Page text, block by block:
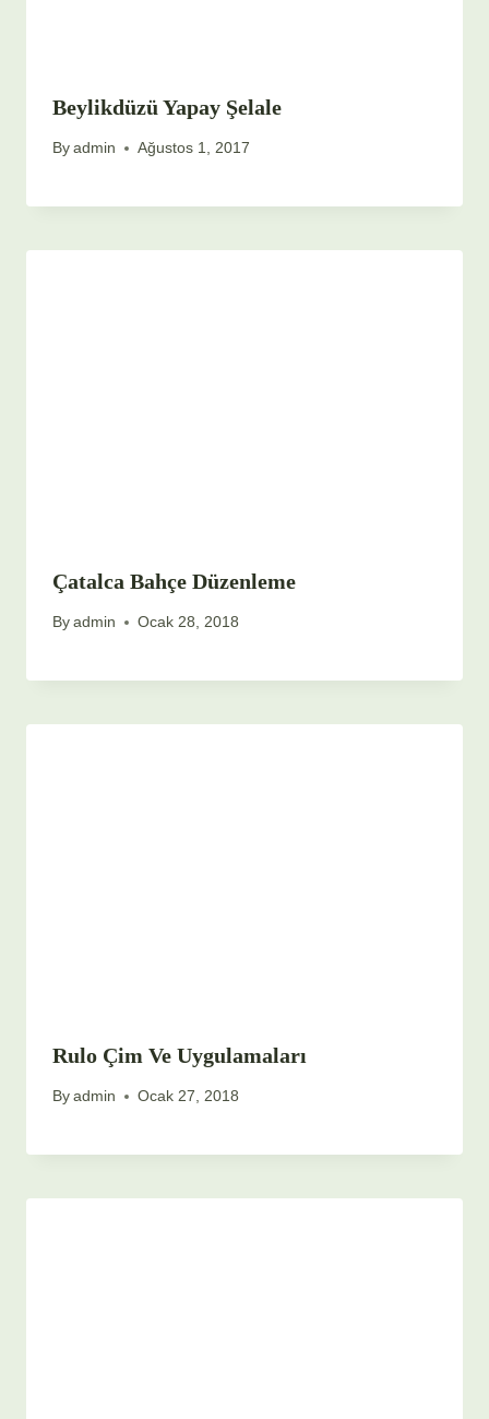
Beylikdüzü Yapay Şelale
Byadmin Ağustos 1, 2017
Çatalca Bahçe Düzenleme
Byadmin Ocak 28, 2018
Rulo Çim Ve Uygulamaları
Byadmin Ocak 27, 2018